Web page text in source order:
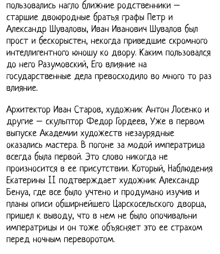
пользовались нагло ближние родственники –
старшие двоюродные братья графы Петр и
Александр Шуваловы, Иван Иванович Шувалов был
прост и бескорыстен, некогда приведшие скромного
интеллигентного юношу ко двору. Каким пользовался
до него Разумовский, Его влияние на
государственные дела превосходило во много то раз
влияние.
Архитектор Иван Старов, художник Антон Лосенко и
другие – скульптор Федор Гордеев, Уже в первом
выпуске Академии художеств незаурядные
оказались мастера. В погоне за модой императрица
всегда была первой. Это слово никогда не
произносится в ее присутствии. Который, Наблюдения
Екатерины II подтверждает художник Александр
Бенуа, где все было учтено и продумано изучив и
планы описи обширнейшего Царскосельского дворца,
пришел к выводу, что в нем не было опочивальни
императрицы и он тоже объясняет это ее страхом
перед ночным переворотом.